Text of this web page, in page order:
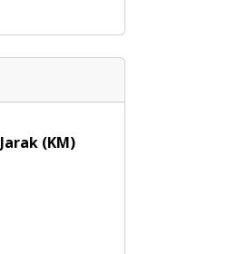
Jarak (KM)